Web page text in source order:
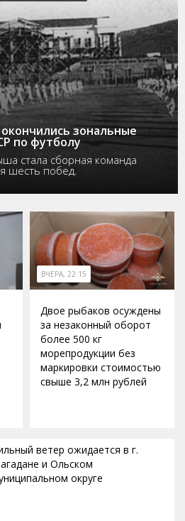
окончились зональные
по футболу
стала сборная команда
шесть побед.
ВЧЕРА, 22:15
Двое рыбаков осуждены
за незаконный оборот
более 500 кг
морепродукции без
маркировки стоимостью
свыше 3,2 млн рублей
ветер ожидается в г.
и Ольском
округе